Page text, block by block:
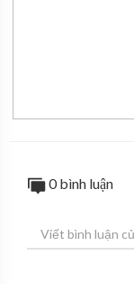
0 bình luận